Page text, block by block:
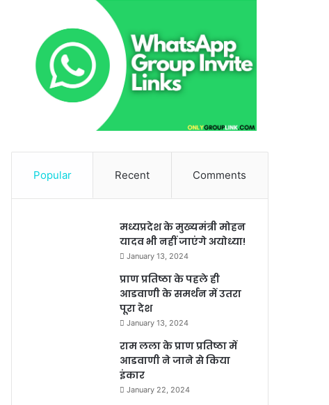
Popular Recent Comments
मध्यप्रदेश के मुख्यमंत्री मोहन
यादव भी नहीं जाएंगे अयोध्या!
January 13, 2024
प्राण प्रतिष्ठा के पहले ही
आडवाणी के समर्थन में उतरा
पूरा देश
January 13, 2024
राम लला के प्राण प्रतिष्ठा में
आडवाणी ने जाने से किया
इंकार
January 22, 2024